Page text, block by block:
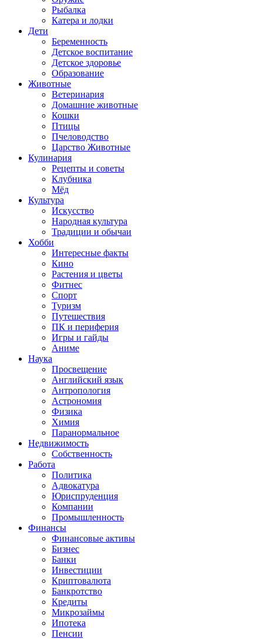
Рыбалка
Катера и лодки
Дети
Беременность
Детское воспитание
Детское здоровье
Образование
Животные
Ветеринария
Домашние животные
Кошки
Птицы
Пчеловодство
Царство Животные
Кулинария
Рецепты и советы
Клубника
Мёд
Культура
Искусство
Народная культура
Традиции и обычаи
Хобби
Интересные факты
Кино
Растения и цветы
Фитнес
Спорт
Туризм
Путешествия
ПК и периферия
Игры и гайды
Аниме
Наука
Просвещение
Английский язык
Антропология
Астрономия
Физика
Химия
Паранормальное
Недвижимость
Собственность
Работа
Политика
Адвокатура
Юриспруденция
Компании
Промышленность
Финансы
Финансовые активы
Бизнес
Банки
Инвестиции
Криптовалюта
Банкротство
Кредиты
Микрозаймы
Ипотека
Пенсии